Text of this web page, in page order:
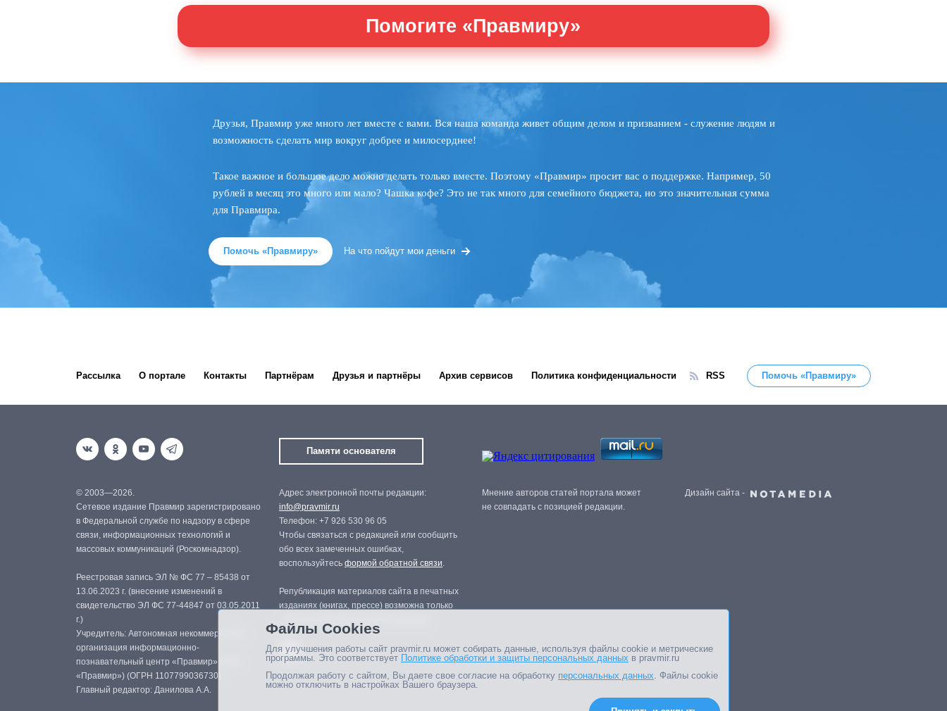
Помогите «Правмиру»
Друзья, Правмир уже много лет вместе с вами. Вся наша команда живет общим делом и призванием - служение людям и
возможность сделать мир вокруг добрее и милосерднее!
Такое важное и большое дело можно делать только вместе. Поэтому «Правмир» просит вас о поддержке. Например, 50
рублей в месяц это много или мало? Чашка кофе? Это не так много для семейного бюджета, но это значительная сумма
для Правмира.
Помочь «Правмиру» На что пойдут мои деньги
Рассылка О портале Контакты Партнёрам Друзья и партнёры Архив сервисов Политика конфиденциальности RSS Помочь «Правмиру»
Памяти основателя
© 2003—2026.
Сетевое издание Правмир зарегистрировано
в Федеральной службе по надзору в сфере
связи, информационных технологий и
массовых коммуникаций (Роскомнадзор).
Реестровая запись ЭЛ № ФС 77 – 85438 от
13.06.2023 г. (внесение изменений в
свидетельство ЭЛ ФС 77-44847 от 03.05.2011
г.)
Учредитель: Автономная некоммерческая
организация информационно-
познавательный центр «Правмир» (АНО
«Правмир») (ОГРН 1107799036730)
Главный редактор: Данилова А.А.
Адрес электронной почты редакции:
info@pravmir.ru
Телефон: +7 926 530 96 05
Чтобы связаться с редакцией или сообщить
обо всех замеченных ошибках,
воспользуйтесь формой обратной связи.
Републикация материалов сайта в печатных
изданиях (книгах, прессе) возможна только
Мнение авторов статей портала может
не совпадать с позицией редакции.
Дизайн сайта -
Файлы Cookies
Для улучшения работы сайт pravmir.ru может собирать данные, используя файлы cookie и метрические
программы. Это соответствует Политике обработки и защиты персональных данных в pravmir.ru
Продолжая работу с сайтом, Вы даете свое согласие на обработку персональных данных. Файлы cookie
можно отключить в настройках Вашего браузера.